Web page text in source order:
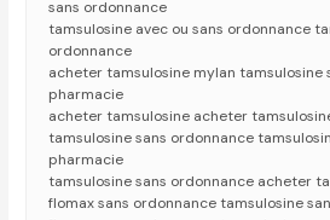
sans ordonnance
tamsulosine avec ou sans ordonnance
ordonnance
acheter tamsulosine mylan tamsulosine
pharmacie
acheter tamsulosine acheter
tamsulosine sans ordonnance
pharmacie
tamsulosine sans ordonnance acheter
flomax sans ordonnance tamsulosine